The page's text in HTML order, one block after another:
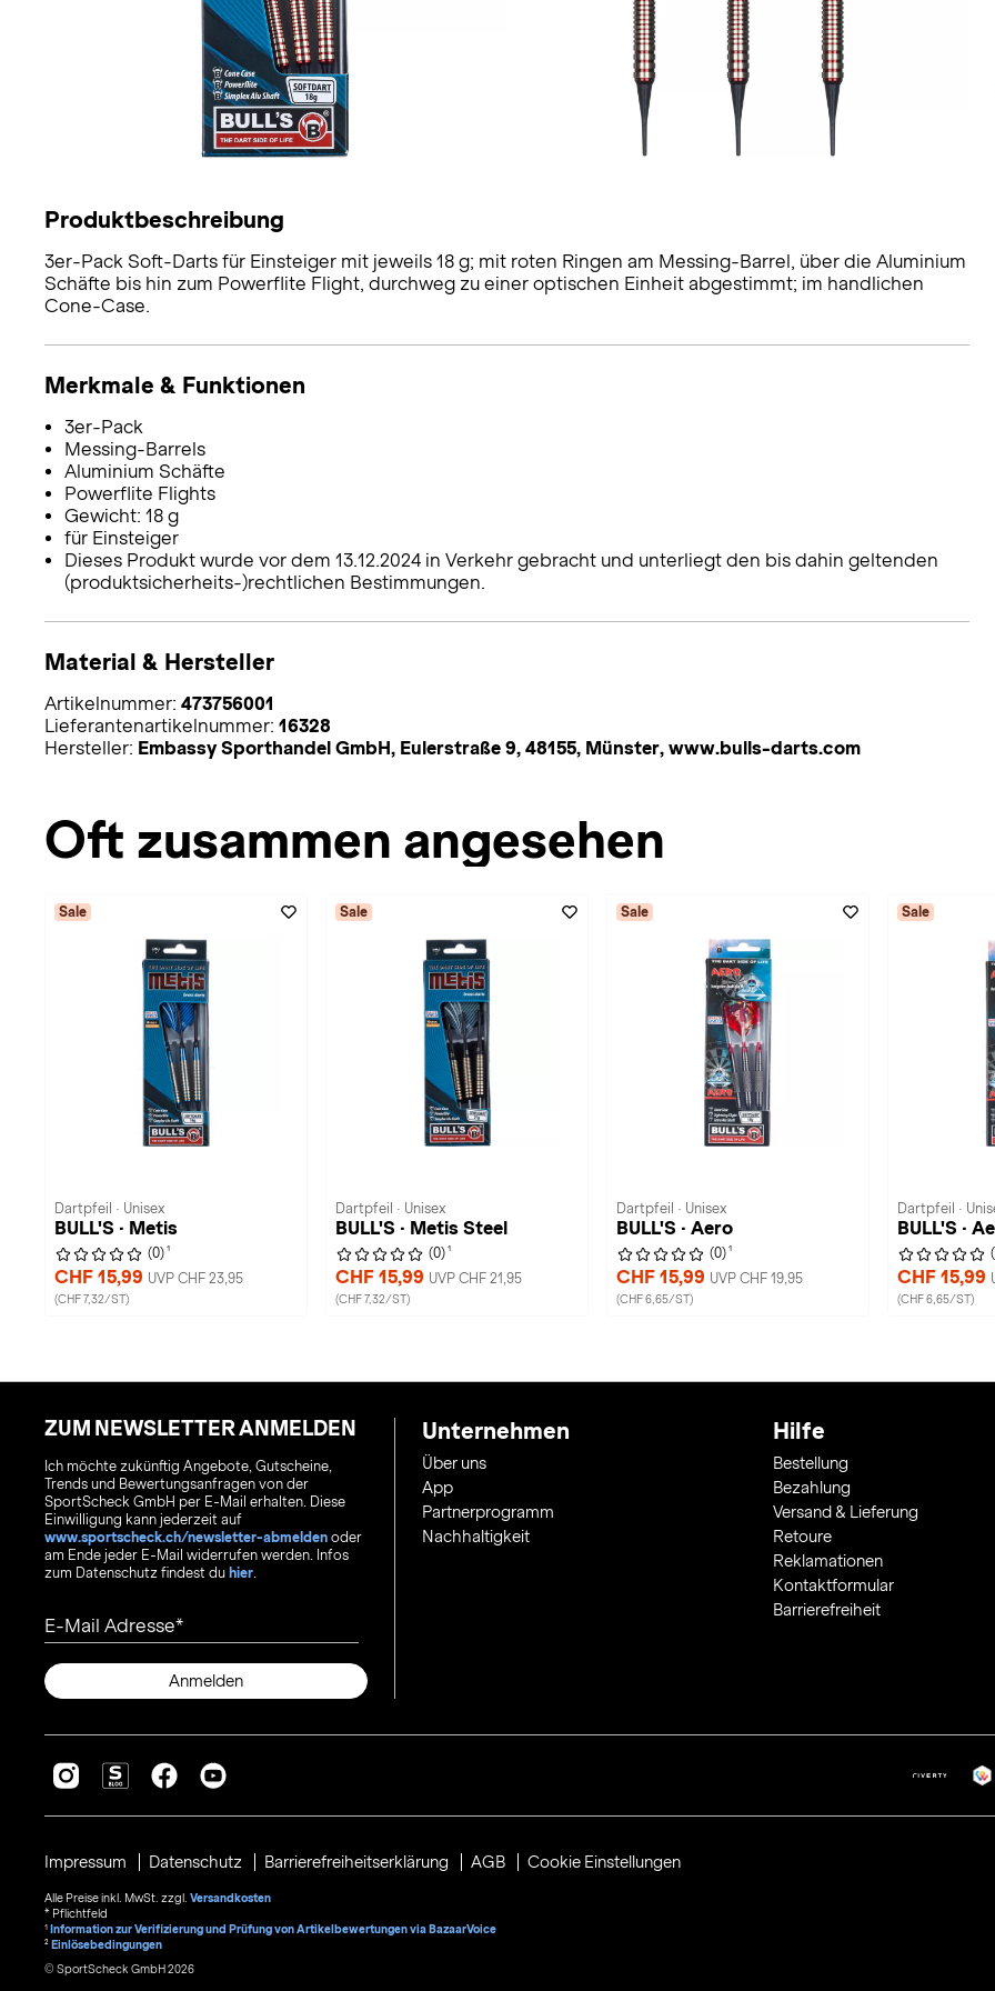
Produktbeschreibung
3er-Pack Soft-Darts für Einsteiger mit jeweils 18 g; mit roten Ringen am Messing-Barrel, über die Aluminium
Schäfte bis hin zum Powerflite Flight, durchweg zu einer optischen Einheit abgestimmt; im handlichen
Cone-Case.
Merkmale & Funktionen
3er-Pack
Messing-Barrels
Aluminium Schäfte
Powerflite Flights
Gewicht: 18 g
für Einsteiger
Dieses Produkt wurde vor dem 13.12.2024 in Verkehr gebracht und unterliegt den bis dahin geltenden
(produktsicherheits-)rechtlichen Bestimmungen.
Material & Hersteller
Artikelnummer: 473756001
Lieferantenartikelnummer: 16328
Hersteller: Embassy Sporthandel GmbH, Eulerstraße 9, 48155, Münster, www.bulls-darts.com
Oft zusammen angesehen
Sale
Dartpfeil · Unisex
BULL'S · Metis
(0) 1
CHF 15,99 UVP CHF 23,95
(CHF 7,32/ST)
Sale
Dartpfeil · Unisex
BULL'S · Metis Steel
(0) 1
CHF 15,99 UVP CHF 21,95
(CHF 7,32/ST)
Sale
Dartpfeil · Unisex
BULL'S · Aero
(0) 1
CHF 15,99 UVP CHF 19,95
(CHF 6,65/ST)
Sale
Dartpfeil ·
BULL'S ·
CHF 15,99
(CHF 6,65/ST)
ZUM NEWSLETTER ANMELDEN
Ich möchte zukünftig Angebote, Gutscheine,
Trends und Bewertungsanfragen von der
SportScheck GmbH per E-Mail erhalten. Diese
Einwilligung kann jederzeit auf
www.sportscheck.ch/newsletter-abmelden oder
am Ende jeder E-Mail widerrufen werden. Infos
zum Datenschutz findest du hier.
E-Mail Adresse
Anmelden
Unternehmen
Über uns
App
Partnerprogramm
Nachhaltigkeit
Hilfe
Bestellung
Bezahlung
Versand & Lieferung
Retoure
Reklamationen
Kontaktformular
Barrierefreiheit
Impressum Datenschutz Barrierefreiheitserklärung AGB Cookie Einstellungen
Alle Preise inkl. MwSt. zzgl. Versandkosten
* Pflichtfeld
1 Information zur Verifizierung und Prüfung von Artikelbewertungen via BazaarVoice
² Einlösebedingungen
© SportScheck GmbH 2026